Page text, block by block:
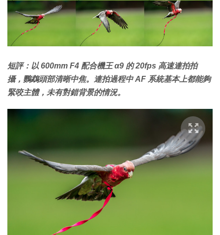
短評：以 600mm F4 配合機王 α9 的 20fps 高速連拍拍
攝，鸚鵡頭部清晰中焦。連拍過程中 AF 系統基本上都能夠
緊咬主體，未有對錯背景的情況。